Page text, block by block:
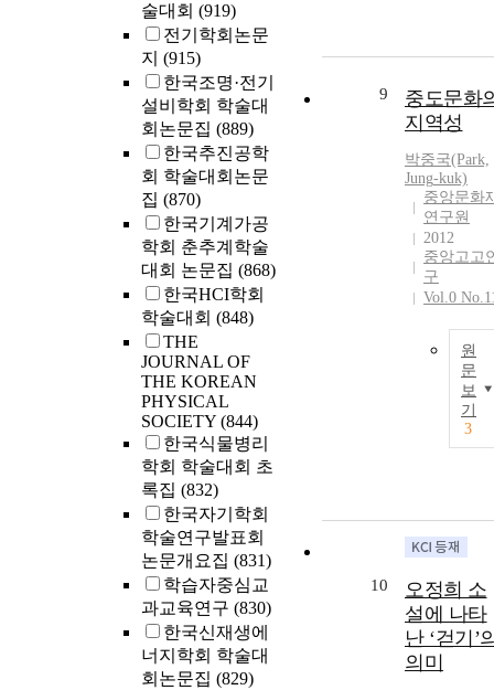
술대회 (919)
전기학회논문
지 (915)
한국조명·전기
설비학회 학술대
회논문집 (889)
한국추진공학
회 학술대회논문
집 (870)
한국기계가공
학회 춘추계학술
대회 논문집 (868)
한국HCI학회
학술대회 (848)
THE
JOURNAL OF
THE KOREAN
PHYSICAL
SOCIETY (844)
한국식물병리
학회 학술대회 초
록집 (832)
한국자기학회
학술연구발표회
논문개요집 (831)
학습자중심교
과교육연구 (830)
한국신재생에
너지학회 학술대
회논문집 (829)
9
중도문화
지역성
박중국(Park,
Jung-kuk)
중앙문화
연구원
2012
중앙고고
구
Vol.0
원
문
보
기
3
10
오정희 소
설에 나타
난 ‘걷기’
의미